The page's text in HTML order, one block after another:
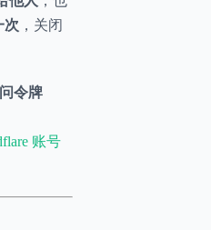
次 ，关闭
令牌
账号